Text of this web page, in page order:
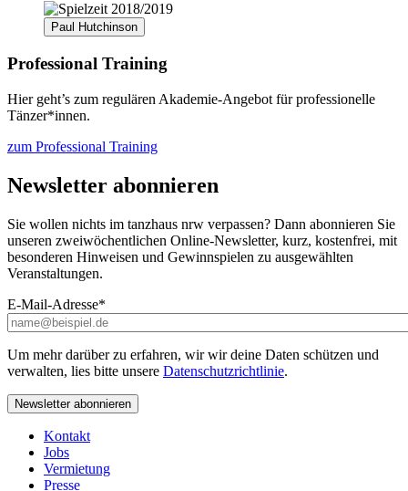
Paul Hutchinson
Professional Training
Hier geht’s zum regulären Akademie-Angebot für professionelle
Tänzer*innen.
zum Professional Training
Newsletter abonnieren
Sie wollen nichts im tanzhaus nrw verpassen? Dann abonnieren Sie
unseren zweiwöchentlichen Online-Newsletter, kurz, kostenfrei, mit
besonderen Hinweisen und Gewinnspielen zu ausgewählten
Veranstaltungen.
E-Mail-Adresse*
Um mehr darüber zu erfahren, wir wir deine Daten schützen und
verwalten, lies bitte unsere Datenschutzrichtlinie.
Kontakt
Jobs
Vermietung
Presse